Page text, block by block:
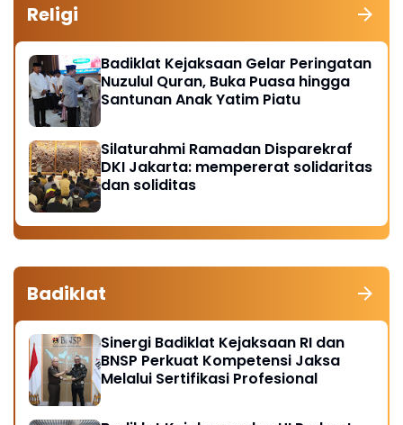
Religi
Badiklat Kejaksaan Gelar Peringatan
Nuzulul Quran, Buka Puasa hingga
Santunan Anak Yatim Piatu
Silaturahmi Ramadan Disparekraf
DKI Jakarta: mempererat solidaritas
dan soliditas
Badiklat
Sinergi Badiklat Kejaksaan RI dan
BNSP Perkuat Kompetensi Jaksa
Melalui Sertifikasi Profesional